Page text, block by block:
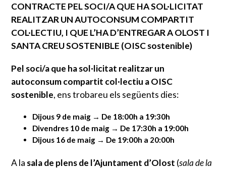
CONTRACTE PEL SOCI/A QUE HA SOL·LICITAT
REALITZAR UN AUTOCONSUM COMPARTIT
COL·LECTIU, I QUE L’HA D’ENTREGAR A OLOST I
SANTA CREU SOSTENIBLE (OISC sostenible)
Pel soci/a que ha sol·licitat realitzar un
autoconsum compartit col·lectiu a OISC
sostenible, ens trobareu els següents dies:
Dijous 9 de maig → De 18:00h a 19:30h
Divendres 10 de maig → De 17:30h a 19:00h
Dijous 16 de maig → De 19:00h a 20:00h
A la sala de plens de l’Ajuntament d’Olost (sala de la